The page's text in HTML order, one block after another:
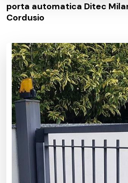
porta automatica Ditec
Cordusio